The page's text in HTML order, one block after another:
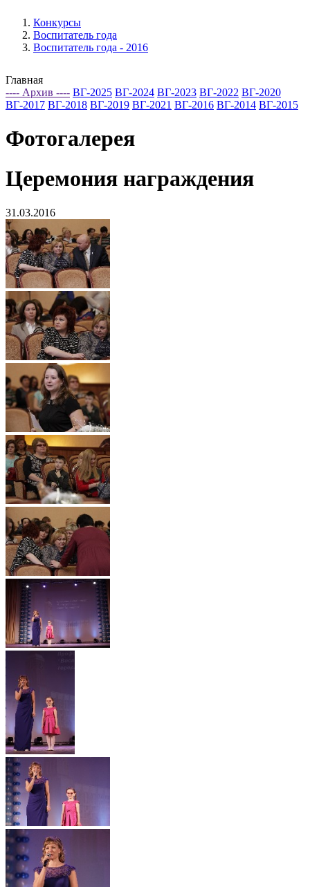
Конкурсы
Воспитатель года
Воспитатель года - 2016
Главная
---- Архив ---- ВГ-2025 ВГ-2024 ВГ-2023 ВГ-2022 ВГ-2020
ВГ-2017 ВГ-2018 ВГ-2019 ВГ-2021 ВГ-2016 ВГ-2014 ВГ-2015
Фотогалерея
Церемония награждения
31.03.2016